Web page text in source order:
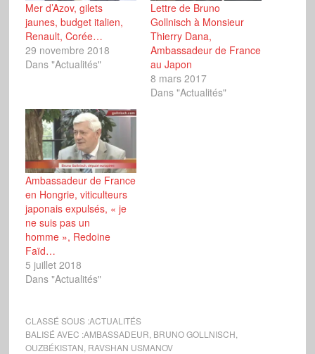
Mer d’Azov, gilets
jaunes, budget italien,
Renault, Corée…
29 novembre 2018
Dans "Actualités"
Lettre de Bruno
Gollnisch à Monsieur
Thierry Dana,
Ambassadeur de France
au Japon
8 mars 2017
Dans "Actualités"
Ambassadeur de France
en Hongrie, viticulteurs
japonais expulsés, « je
ne suis pas un
homme », Redoine
Faïd…
5 juillet 2018
Dans "Actualités"
CLASSÉ SOUS :ACTUALITÉS
BALISÉ AVEC :AMBASSADEUR BRUNO GOLLNISCH
OUZBÉKISTAN RAVSHAN USMANOV